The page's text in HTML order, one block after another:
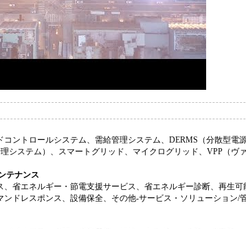
ントロールシステム、需給管理システム、DERMS（分散型電
システム）、スマートグリッド、マイクログリッド、VPP（ヴ
テナンス
省エネルギー・節電支援サービス、省エネルギー診断、再生可
ドレスポンス、設備保全、その他-サービス・ソリューション/